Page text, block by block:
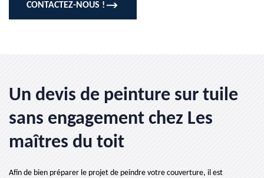
CONTACTEZ-NOUS !
Un devis de peinture sur tuile
sans engagement chez Les
maîtres du toit
Afin de bien préparer le projet de peindre votre couverture, il est